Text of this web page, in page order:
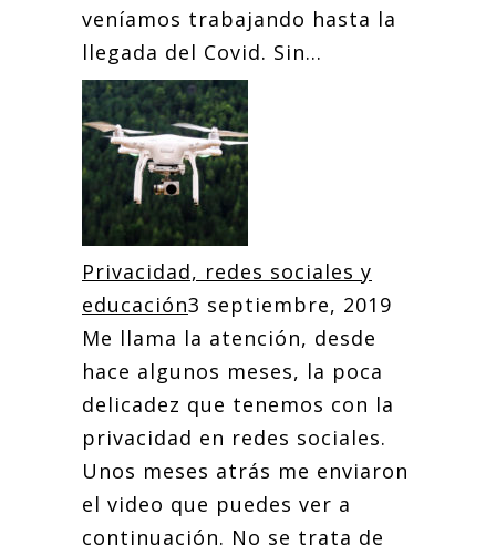
veníamos trabajando hasta la
llegada del Covid. Sin...
Privacidad, redes sociales y
educación3 septiembre, 2019
Me llama la atención, desde
hace algunos meses, la poca
delicadez que tenemos con la
privacidad en redes sociales.
Unos meses atrás me enviaron
el video que puedes ver a
continuación. No se trata de